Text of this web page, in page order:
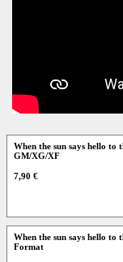
When the sun says hello
GM/XG/XF
7,90 €
When the sun says hello
Format